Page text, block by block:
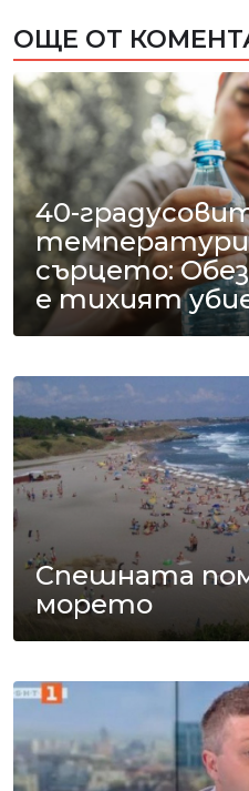
ОЩЕ ОТ
40-
сърцето:
е тихият
Спешната
морето